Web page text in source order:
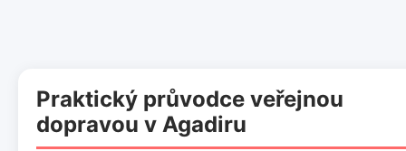
Praktický průvodce veřejnou
dopravou v Agadiru